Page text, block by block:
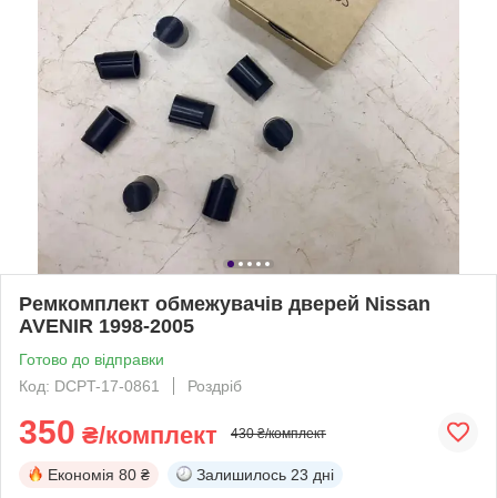
Ремкомплект обмежувачів дверей Nissan
AVENIR 1998-2005
Готово до відправки
Код: DCPT-17-0861
Роздріб
350 ₴/комплект 430 ₴/комплект
Економія 80 ₴ Залишилось 23 дні